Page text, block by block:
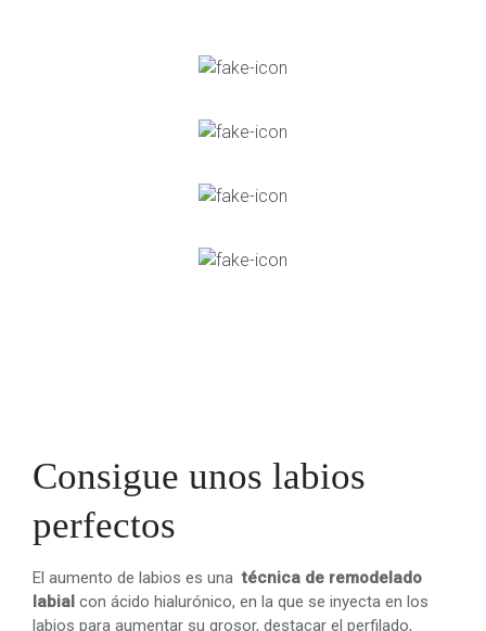
Consigue unos labios
perfectos
El aumento de labios es unatécnica de remodelado
labial con ácido hialurónico, en la que se inyecta en los
labios para aumentar su grosor, destacar el perfilado,